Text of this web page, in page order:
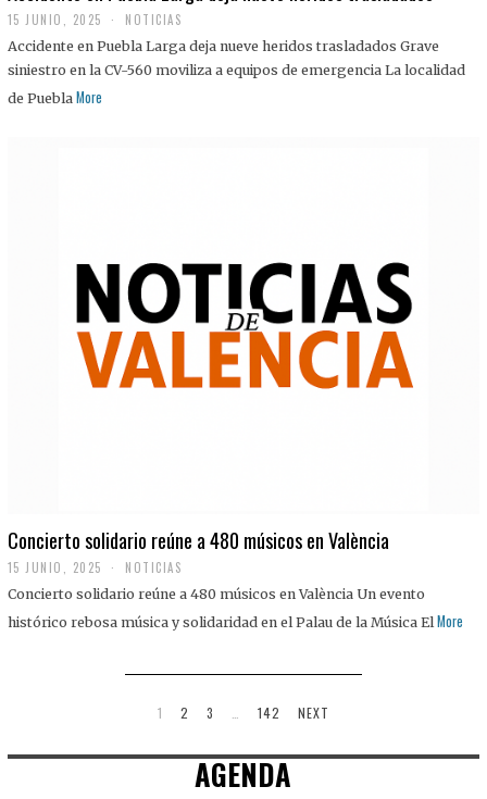
15 JUNIO, 2025 NOTICIAS
Accidente en Puebla Larga deja nueve heridos trasladados Grave
siniestro en la CV-560 moviliza a equipos de emergencia La localidad
de Puebla More
Concierto solidario reúne a 480 músicos en València
15 JUNIO, 2025 NOTICIAS
Concierto solidario reúne a 480 músicos en València Un evento
histórico rebosa música y solidaridad en el Palau de la Música El More
1 2 3 142 NEXT
AGENDA